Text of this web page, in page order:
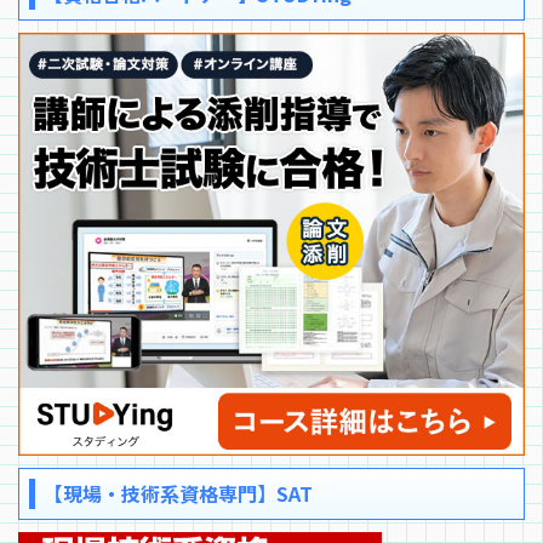
【現場・技術系資格専門】SAT